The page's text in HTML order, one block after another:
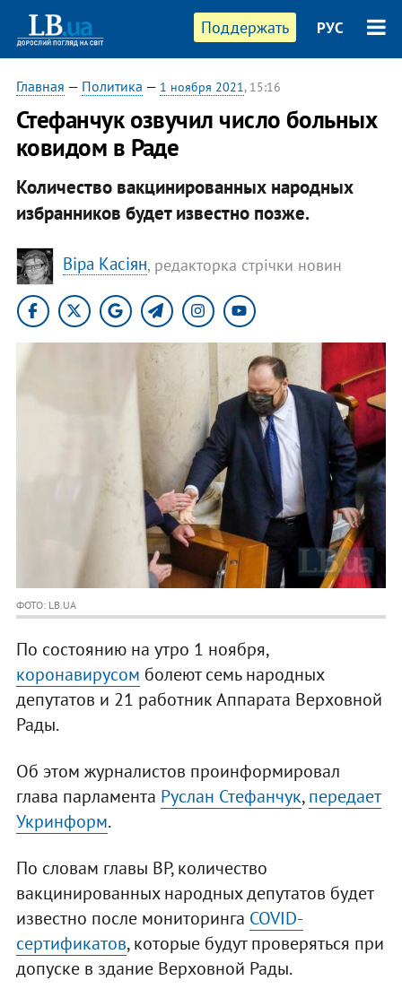
Поддержать РУС
Главная — Политика — 1 ноября 2021, 15:16
Стефанчук озвучил число больных
ковидом в Раде
Количество вакцинированных народных
избранников будет известно позже.
Віра Касіян, редакторка стрічки новин
ФОТО: LB.UA
По состоянию на утро 1 ноября,
коронавирусом болеют семь народных
депутатов и 21 работник Аппарата Верховной
Рады.
Об этом журналистов проинформировал
глава парламента Руслан Стефанчук,передает
Укринформ.
По словам главы ВР, количество
вакцинированных народных депутатов будет
известно после мониторинга COVID-
сертификатов, которые будут проверяться при
допуске в здание Верховной Рады.